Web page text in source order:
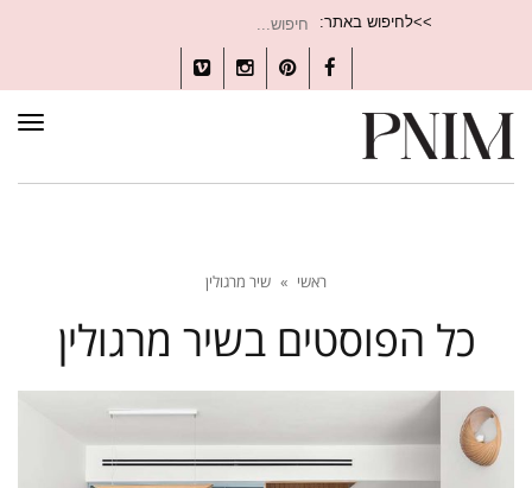
>>לחיפוש באתר:
עבור:
Facebook
Pinterest
Instagram
Vimeo
ראשי » שיר מרגולין
כל הפוסטים בשיר מרגולין